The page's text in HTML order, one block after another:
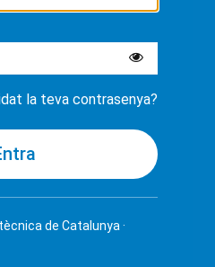
la teva contrasenya?
de Catalunya ·